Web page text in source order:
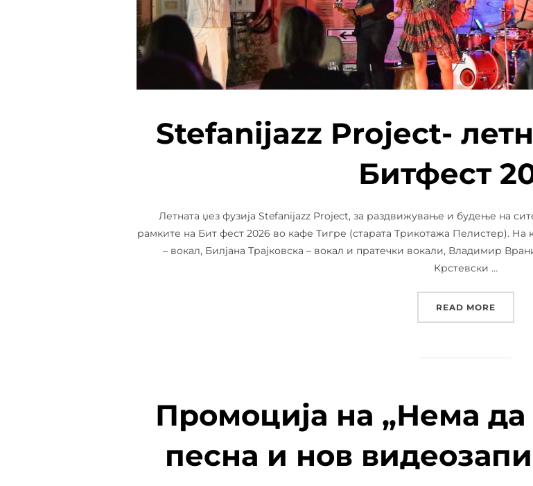
Stefanijazz Project-
Битфест
Летната џез фузија Stefanijazz Project, за раздвижување и будење на
рамките на Бит фест 2026 во кафе Тигре (старата Трикотажа Пелистер). На
– вокал, Билјана Трајковска – вокал и пратечки вокали, Владимир
Крстевски …
READ MORE
Промоција на „Нема
песна и нов